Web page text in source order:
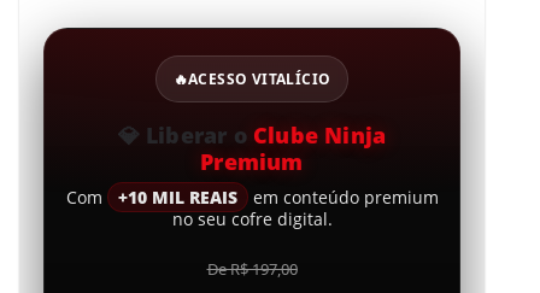
🔥ACESSO VITALÍCIO
💎 Liberar o Clube Ninja
Premium
Com +10 MIL REAIS em conteúdo premium
no seu cofre digital.
De R$ 197,00